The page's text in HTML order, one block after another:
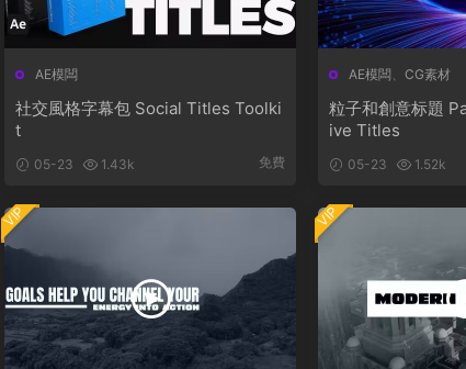
AE模闆
社交風格字幕包 Social Titles Toolki
t
05-23 1.43k 免費
AE模闆 、CG素材
粒子和創意标題
ive Titles
05-23 1.52k
VIP VIP